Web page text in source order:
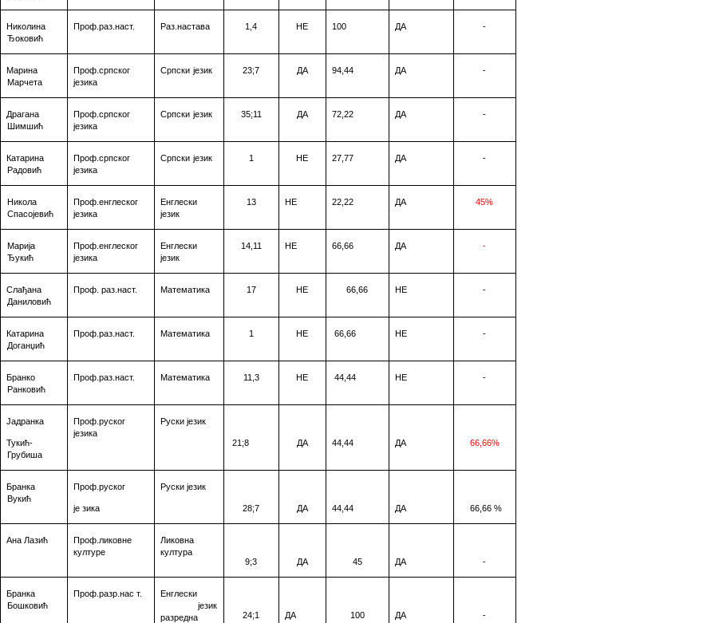
Николина
Ђоковић
Проф.раз.наст. Раз.настава 1,4 НЕ 100 ДА -
Марина
Марчета
Проф.српског
језика
Српски језик 23;7 ДА 94,44 ДА -
Драгана
Шимшић
Проф.српског
језика
Српски језик 35;11 ДА 72,22 ДА -
Катарина
Радовић
Проф.српског
језика
Српски језик 1 НЕ 27,77 ДА -
Никола
Спасојевић
Проф.енглеског
језика
Енглески
језик
13 НЕ 22,22 ДА 45%
Марија
Ђукић
Проф.енглеског
језика
Енглески
језик
14,11 НЕ 66,66 ДА -
Слађана
Даниловић
Проф. раз.наст. Математика 17 НЕ 66,66 НЕ -
Катарина
Доганџић
Проф.раз.наст. Математика 1 НЕ 66,66 НЕ -
Бранко
Ранковић
Проф.раз.наст. Математика 11,3 НЕ 44,44 НЕ -
Јадранка
Тукић-
Грубиша
Проф .руског
језика
Руски језик
21 ;8 ДА 44,44 ДА 66,66%
Бранка
Вукић
Проф.руског
је зика
Руски језик
28;7 ДА 44,44 ДА 66,66 %
Ана Лазић
Проф.ликовне
културе
Ликовна
култура
9;3 ДА 45 ДА -
Бранка
Бошковић
Проф.разр.нас т.
Енглески
језик
разредна
24;1 ДА 100 ДА -